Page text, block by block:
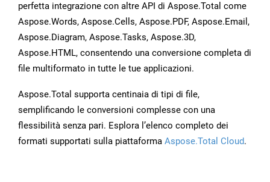
perfetta integrazione con altre API di Aspose.Total come
Aspose.Words, Aspose.Cells, Aspose.PDF, Aspose.Email,
Aspose.Diagram, Aspose.Tasks, Aspose.3D,
Aspose.HTML, consentendo una conversione completa di
file multiformato in tutte le tue applicazioni.
Aspose.Total supporta centinaia di tipi di file,
semplificando le conversioni complesse con una
flessibilità senza pari. Esplora l’elenco completo dei
formati supportati sulla piattaforma Aspose.Total Cloud.